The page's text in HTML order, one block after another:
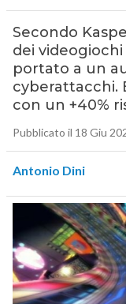
Secondo
dei
portato a un
cyberattacchi.
con un +40%
Pubblicato il 18 Giu
Antonio Dini